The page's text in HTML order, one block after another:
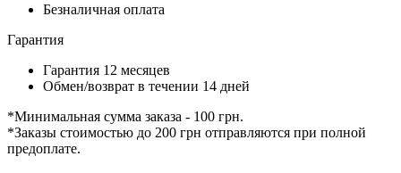
Безналичная оплата
Гарантия
Гарантия 12 месяцев
Обмен/возврат в течении 14 дней
*Минимальная сумма заказа - 100 грн.
*Заказы стоимостью до 200 грн отправляются при полной
предоплате.